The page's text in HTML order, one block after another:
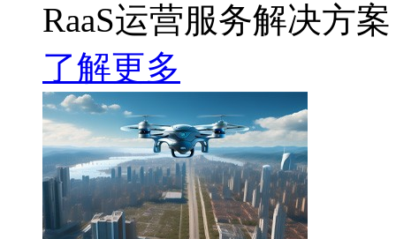
RaaS运营服务解决方案
了解更多